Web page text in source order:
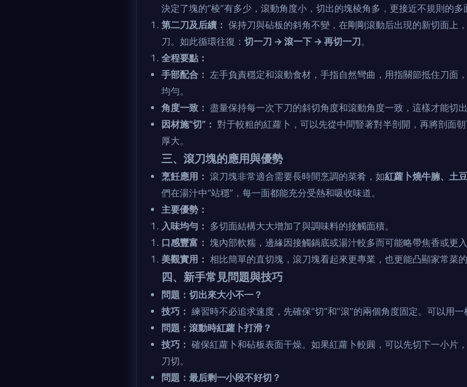
決定了塊的“棱”有多少，滾動角度小，切出的塊棱角多，更接近不規則的多
第二刀及后續： 保持刀與砧板的斜角不變，在剛剛滾動后出現的新切面上
刀。如此循環往復： 切一刀 -> 滾一下 -> 再切一刀。
全程要點：
手部配合： 左手負責穩定和滾動食材，手指自然彎曲，用指關節抵住刀面
均勻。
角度一致： 盡量保持每一次下刀的斜切角度和滾動角度一致，這樣才能切出
因材施“切”： 對于較粗的紅蘿卜，可以先從中間豎著對半剖開，再將剖面
厚大。
三、滾刀塊的應用與優勢
烹飪應用： 滾刀塊非常適合需要長時間烹調的菜肴，如紅蘿卜燒牛腩、土
們在湯汁中“站穩”，每一面都能充分受熱和吸收味道。
主要優勢：
入味均勻： 多切面結構大大增加了與調味料的接觸面積。
口感豐富： 塊內部軟糯，邊緣因接觸鍋底或湯汁較多而可能略帶焦香或更入
美觀實用： 相比簡單的直切塊，滾刀塊看起來更專業，也更能凸顯家常菜的
四、新手常見問題與技巧
問題：切出來大小不一？
技巧： 練習時不必追求速度，先確保“切”和“滾”的兩個角度固定。可以用一
問題：滾動時紅蘿卜打滑？
技巧： 確保紅蘿卜和砧板表面干燥。如果紅蘿卜較圓，可以先切下一小片
刀切。
問題：最后剩一小段不好切？